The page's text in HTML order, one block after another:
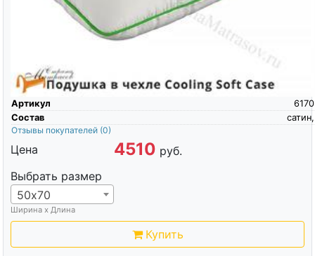
Артикул
6170
Состав
сатин,
Отзывы покупателей (0)
Цена 4510 руб.
Выбрать размер
50х70
Ширина х Длина
Купить